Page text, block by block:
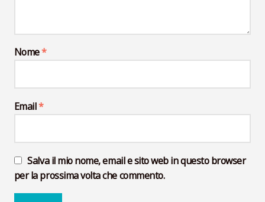
Nome*
Email*
Salva il mio nome, email e sito web in questo browser
per la prossima volta che commento.